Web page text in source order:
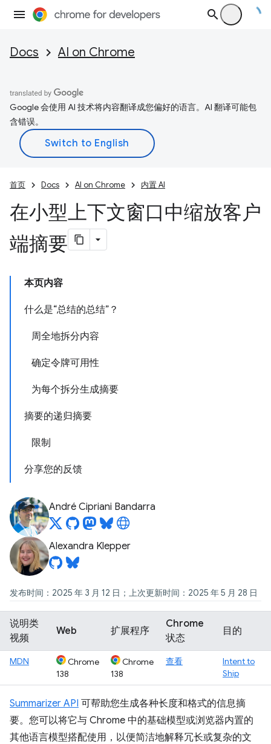
Docs AI on Chrome
Google 会使用 AI 技术将内容翻译成您偏好的语言。AI 翻译可能包
含错误。
首页 Docs AI on Chrome 内置 AI
在小型上下文窗口中缩放客户
端摘要
本页内容
什么是“总结的总结”？
周全地拆分内容
确定令牌可用性
为每个拆分生成摘要
摘要的递归摘要
限制
分享您的反馈
André Cipriani Bandarra
Alexandra Klepper
发布时间：2025 年 3 月 12 日；上次更新时间：2025 年 5 月 28 日
说明类
视频
Web 扩展程序
Chrome
状态
目的
MDN
Chrome
138
Chrome
138
查看
Intent to
Ship
Summarizer API 可帮助您生成各种长度和格式的信息摘
要。您可以将它与 Chrome 中的基础模型或浏览器内置的
其他语言模型搭配使用，以便简洁地解释冗长或复杂的文